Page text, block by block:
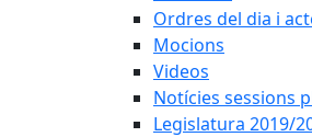
Ordres del dia i
Mocions
Videos
Notícies sessions
Legislatura 2019/